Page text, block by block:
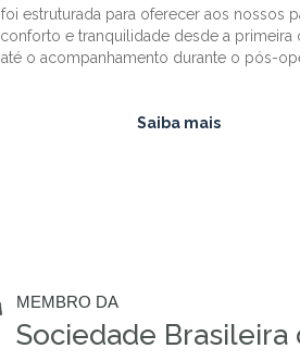
foi estruturada para oferecer aos nossos
conforto e tranquilidade desde a primeira
até o acompanhamento durante o pós-
Saiba mais
MEMBRO DA
Sociedade Brasileira